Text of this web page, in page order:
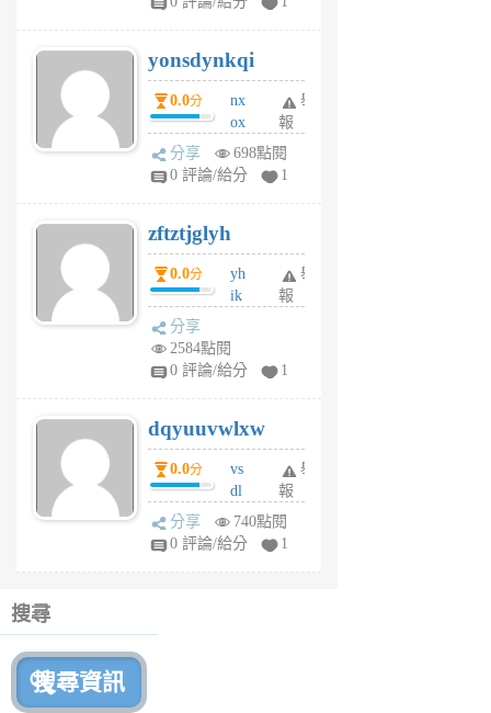
6
個
月
前
yonsdynkqi
0.0分
nx
ox
rh
pe
月
前
舉
報
分享
698點閱
0 評論/給分
1
zftztjglyh
0.0分
yh
ik
tu
6
個
月
前
舉
報
分享
2584點閱
0 評論/給分
1
dqyuuvwlxw
0.0分
vs
dl
sq
fy
舉
報
分享
740點閱
0 評論/給分
1
搜尋